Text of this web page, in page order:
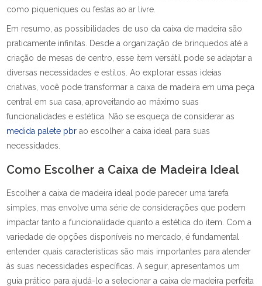
como piqueniques ou festas ao ar livre.
Em resumo, as possibilidades de uso da caixa de madeira são
praticamente infinitas. Desde a organização de brinquedos até a
criação de mesas de centro, esse item versátil pode se adaptar a
diversas necessidades e estilos. Ao explorar essas ideias
criativas, você pode transformar a caixa de madeira em uma peça
central em sua casa, aproveitando ao máximo suas
funcionalidades e estética. Não se esqueça de considerar as
medida palete pbr ao escolher a caixa ideal para suas
necessidades.
Como Escolher a Caixa de Madeira Ideal
Escolher a caixa de madeira ideal pode parecer uma tarefa
simples, mas envolve uma série de considerações que podem
impactar tanto a funcionalidade quanto a estética do item. Com a
variedade de opções disponíveis no mercado, é fundamental
entender quais características são mais importantes para atender
às suas necessidades específicas. A seguir, apresentamos um
guia prático para ajudá-lo a selecionar a caixa de madeira perfeita